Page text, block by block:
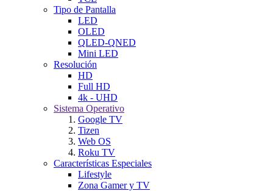
Tipo de Pantalla
LED
OLED
QLED-QNED
Mini LED
Resolución
HD
Full HD
4k - UHD
Sistema Operativo
Google TV
Tizen
Web OS
Roku TV
Características Especiales
Lifestyle
Zona Gamer y TV